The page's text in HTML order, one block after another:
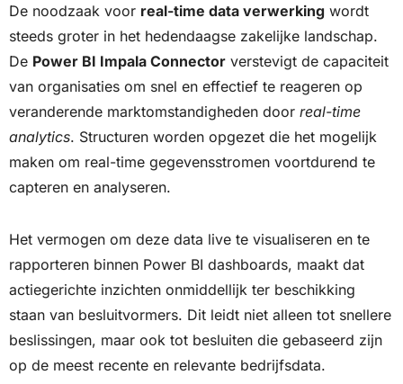
De noodzaak voor real-time data verwerking wordt
steeds groter in het hedendaagse zakelijke landschap.
De Power BI Impala Connector verstevigt de capaciteit
van organisaties om snel en effectief te reageren op
veranderende marktomstandigheden door real-time
analytics. Structuren worden opgezet die het mogelijk
maken om real-time gegevensstromen voortdurend te
capteren en analyseren.
Het vermogen om deze data live te visualiseren en te
rapporteren binnen Power BI dashboards, maakt dat
actiegerichte inzichten onmiddellijk ter beschikking
staan van besluitvormers. Dit leidt niet alleen tot snellere
beslissingen, maar ook tot besluiten die gebaseerd zijn
op de meest recente en relevante bedrijfsdata.